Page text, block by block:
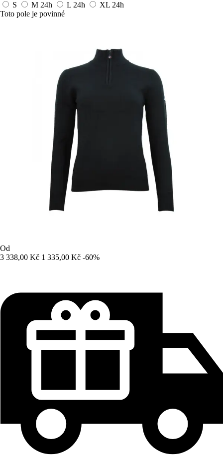
S
M 24h L 24h XL 24h
Toto pole je povinné
Od
3 338,00 Kč 1 335,00 Kč -60%